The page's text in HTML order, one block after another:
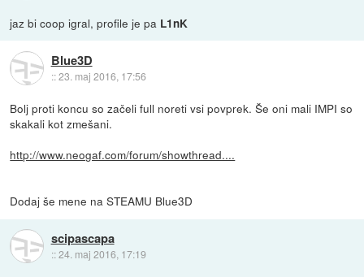
jaz bi coop igral, profile je pa L1nK
Blue3D
::23. maj 2016, 17:56
Bolj proti koncu so začeli full noreti vsi povprek. Še oni mali IMPI so
skakali kot zmešani.
http://www.neogaf.com/forum/showthread....
Dodaj še mene na STEAMU Blue3D
scipascapa
::24. maj 2016, 17:19